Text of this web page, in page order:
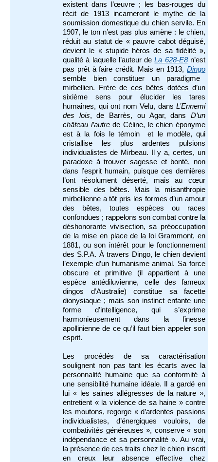
existent dans l’œuvre ; les bas-rouges du
récit de 1913 incarneront le mythe de la
soumission domestique du chien servile. En
1907, le ton n’est pas plus amène : le chien,
réduit au statut de « pauvre cabot déguisé,
devient le « stupide héros de sa fidélité »,
qualité à laquelle l’auteur deLa 628-E8n’est
pas prêt à faire crédit. Mais en 1913, Dingo
semble bien constituer un paradigme
mirbellien. Frère de ces bêtes dotées d’un
sixième sens pour élucider les tares
humaines, qui ont nom Velu, dans L’Ennemi
des lois, de Barrès, ou Agar, dansD’un
château l’autrede Céline, le chien éponyme
est à la fois le témoin et le modèle, qui
cristallise les plus ardentes pulsions
individualistes de Mirbeau. Il y a, certes, un
paradoxe à trouver sagesse et bonté, non
dans l’esprit humain, puisque ces dernières
l’ont résolument déserté, mais au cœur
sensible des bêtes. Mais la misanthropie
mirbellienne a tôt pris les formes d’un amour
des bêtes, toutes espèces ou races
confondues ; rappelons son combat contre la
déshonorante vivisection, sa préoccupation
de la mise en place de la loi Grammont, en
1881, ou son intérêt pour le fonctionnement
des S.P.A. À travers Dingo, le chien devient
l’exemple d’un humanisme animal. Sa force
obscure et primitive (il appartient à une
espèce antédiluvienne, celle des fameux
dingos d’Australie) constitue sa facette
dionysiaque ; mais son instinct enfante une
forme d’intelligence, qui s’exprime
harmonieusement dans la finesse
apollinienne de ce qu’il faut bien appeler son
esprit.
Les procédés de sa caractérisation
soulignent non pas tant les écarts avec la
personnalité humaine que sa conformité à
une sensibilité humaine idéale. Il a gardé en
lui « les saines allégresses de la nature »,
entretient « la violence de sa haine » contre
les moutons, regorge « d’ardentes passions
individualistes, d’énergiques vouloirs, de
combativités généreuses », conserve « son
indépendance et sa personnalité ». Au vrai,
la présence de ces traits chez le chien inscrit
en creux leur absence effective chez